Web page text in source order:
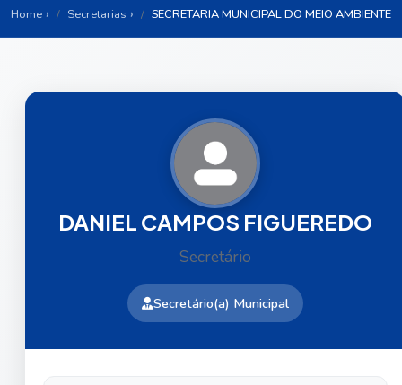
Home Secretarias SECRETARIA MUNICIPAL DO MEIO AMBIENTE
DANIEL CAMPOS FIGUEREDO
Secretário
Secretário(a) Municipal